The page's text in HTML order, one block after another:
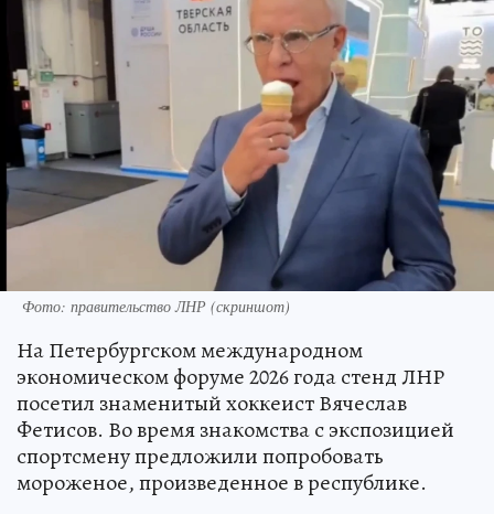
Фото: правительство ЛНР (скриншот)
На Петербургском международном
экономическом форуме 2026 года стенд ЛНР
посетил знаменитый хоккеист Вячеслав
Фетисов. Во время знакомства с экспозицией
спортсмену предложили попробовать
мороженое, произведенное в республике.